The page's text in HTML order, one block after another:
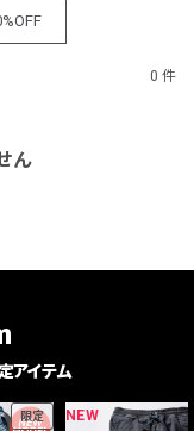
0 件
ん
アイテム
限定 NEW